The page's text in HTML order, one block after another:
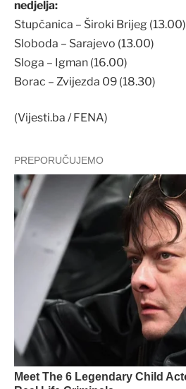
nedjelja:
Stupčanica – Široki Brijeg (13.00)
Sloboda – Sarajevo (13.00)
Sloga – Igman (16.00)
Borac – Zvijezda 09 (18.30)
(Vijesti.ba / FENA)